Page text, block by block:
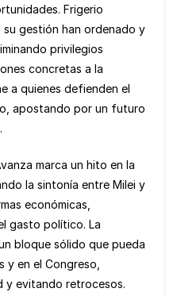
Frigerio
gestión han ordenado y
privilegios
concretas a la
a quienes defienden el
apostando por un futuro
marca un hito en la
la sintonía entre Milei y
económicas,
gasto político. La
bloque sólido que pueda
y en el Congreso,
y evitando retrocesos.